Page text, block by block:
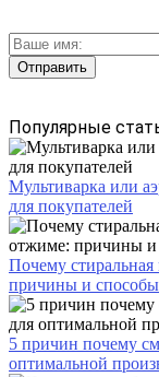
Популярные
Мультиварка или
для покупателей
Почему
причины и
5 причин почему
оптимальной